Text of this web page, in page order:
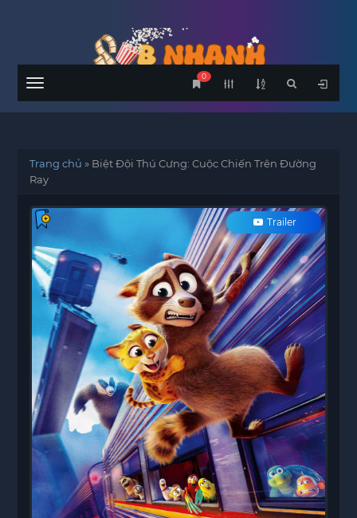
Menu
0
Trang chủ » Biệt Đội Thú Cưng: Cuộc Chiến Trên Đường
Ray
Trailer